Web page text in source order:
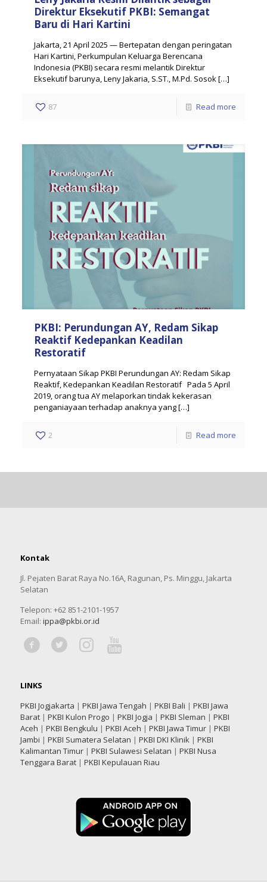
Direktur Eksekutif PKBI: Semangat
Baru di Hari Kartini
Jakarta, 21 April 2025 — Bertepatan dengan peringatan
Hari Kartini, Perkumpulan Keluarga Berencana
Indonesia (PKBI) secara resmi melantik Direktur
Eksekutif barunya, Leny Jakaria, S.ST., M.Pd. Sosok[…]
87 Read more
PKBI: Perundungan AY, Redam Sikap
Reaktif Kedepankan Keadilan
Restoratif
Pernyataan Sikap PKBI Perundungan AY: Redam Sikap
Reaktif, Kedepankan Keadilan Restoratif Pada 5 April
2019, orang tua AY melaporkan tindak kekerasan
penganiayaan terhadap anaknya yang[…]
2 Read more
Kontak
Jl. Pejaten Barat Raya No.16A, Ragunan, Ps. Minggu, Jakarta
Selatan
Telepon: +62 851-2101-1957
Email: ippa@pkbi.or.id
LINKS
PKBI Jogjakarta | PKBI Jawa Tengah | PKBI Bali | PKBI Jawa
Barat| PKBI Kulon Progo | PKBI Jogja | PKBI Sleman | PKBI
Aceh | PKBI Bengkulu | PKBI Aceh | PKBI Jawa Timur| PKBI
Jambi | PKBI Sumatera Selatan | PKBI DKI Klinik| PKBI
Kalimantan Timur| PKBI Sulawesi Selatan | PKBI Nusa
Tenggara Barat| PKBI Kepulauan Riau